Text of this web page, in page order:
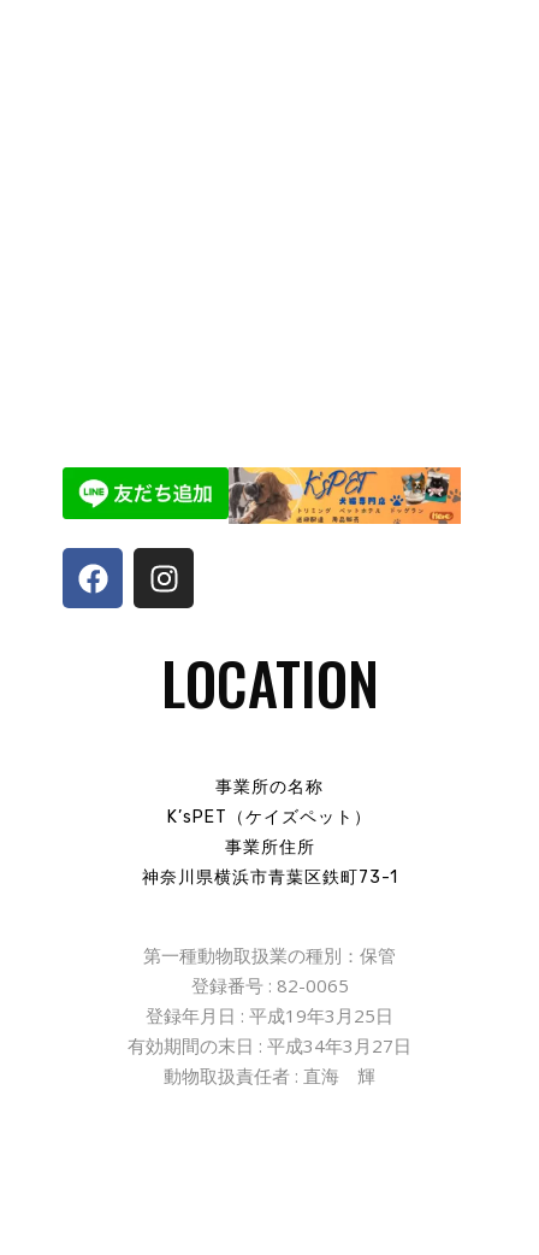
LOCATION
事業所の名称
K’sPET（ケイズペット）
事業所住所
神奈川県横浜市青葉区鉄町73-1
第一種動物取扱業の種別：保管
登録番号: 82-0065
登録年月日 : 平成19年3 月 25日
有効期間の末日 : 平成34年3 月 27日
動物取扱責任者 : 直海 輝